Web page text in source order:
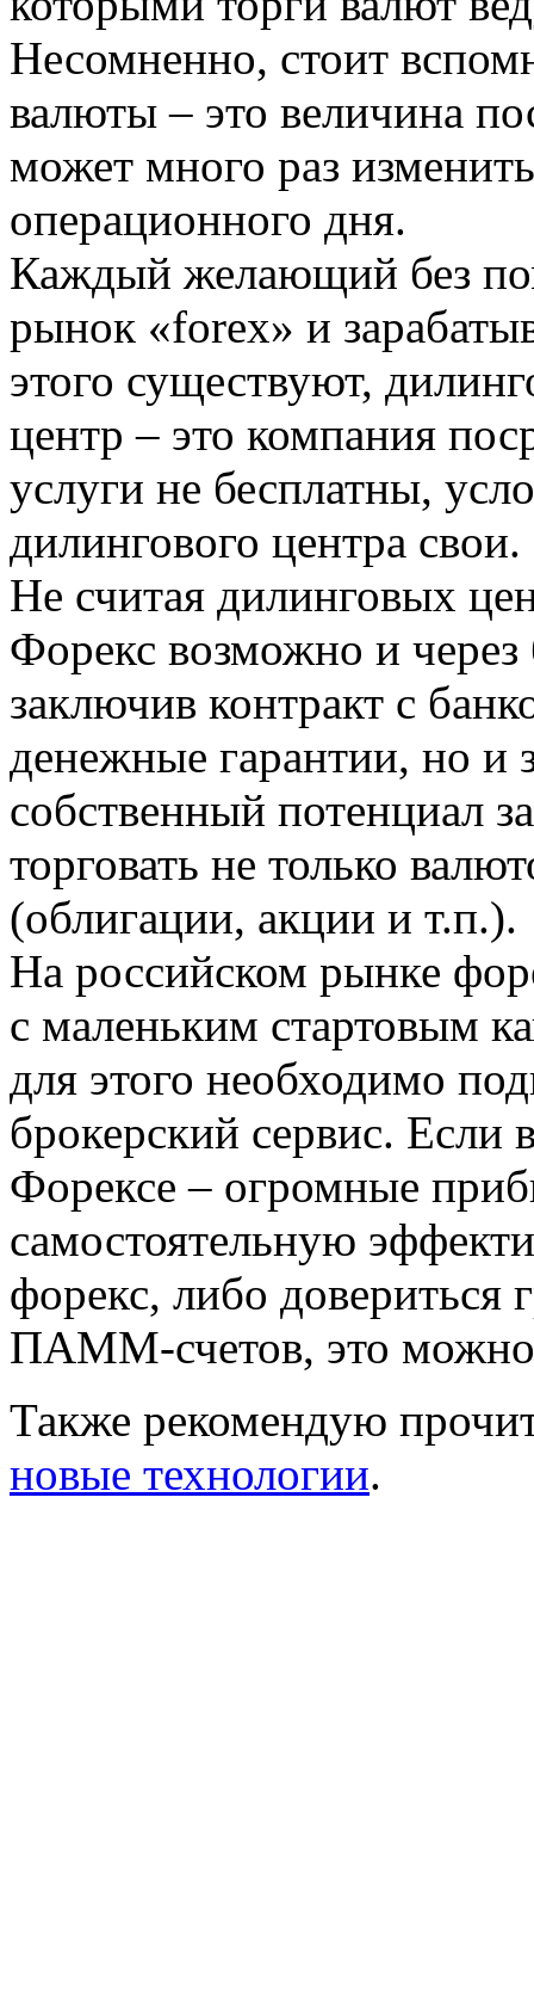
Несомненно, стоит
валюты – это величина
может много раз
операционного дня.
Каждый желающий без
рынок «forex» и
этого существуют,
центр – это компания
услуги не бесплатны,
дилингового центра свои.
Не считая дилинговых
Форекс возможно и
заключив контракт с
денежные гарантии, но и
собственный потенциал
торговать не только
(облигации, акции и т.п.).
На российском рынке
с маленьким стартовым
для этого необходимо
брокерский сервис. Если
Форексе – огромные
самостоятельную
форекс, либо
ПАММ-счетов, это можно
Также рекомендую
новые технологии.